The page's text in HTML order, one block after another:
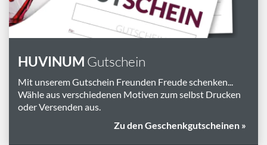
Inspiration
Wissenswelt
HUVINUM Gutschein
Mit unserem Gutschein Freunden Freude schenken...
Wähle aus verschiedenen Motiven zum selbst Drucken
oder Versenden aus.
Zu den Geschenkgutscheinen »